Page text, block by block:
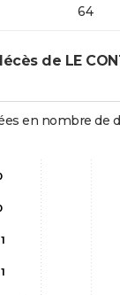
64
de LE
en nombre de
1
1